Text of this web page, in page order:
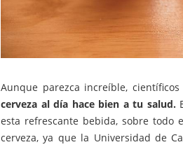
Aunque parezca increíble,
cerveza al día hace bien a tu salud.
esta refrescante bebida, sobre todo
cerveza, ya que la Universidad de